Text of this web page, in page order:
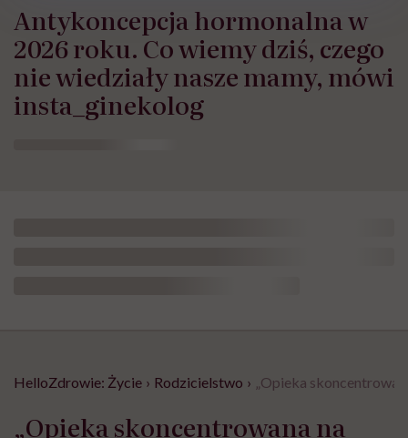
Antykoncepcja hormonalna w
2026 roku. Co wiemy dziś, czego
nie wiedziały nasze mamy, mówi
insta_ginekolog
HelloZdrowie: Życie › Rodzicielstwo › „Opieka
„Opieka skoncentrowana na